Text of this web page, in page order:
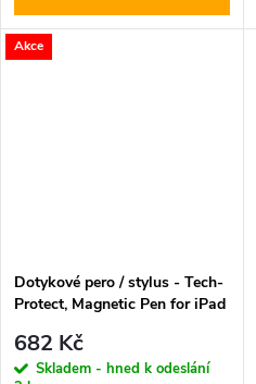
Akce
Dotykové pero / stylus - Tech-
Protect, Magnetic Pen for iPad
682 Kč
Skladem - hned k odeslání